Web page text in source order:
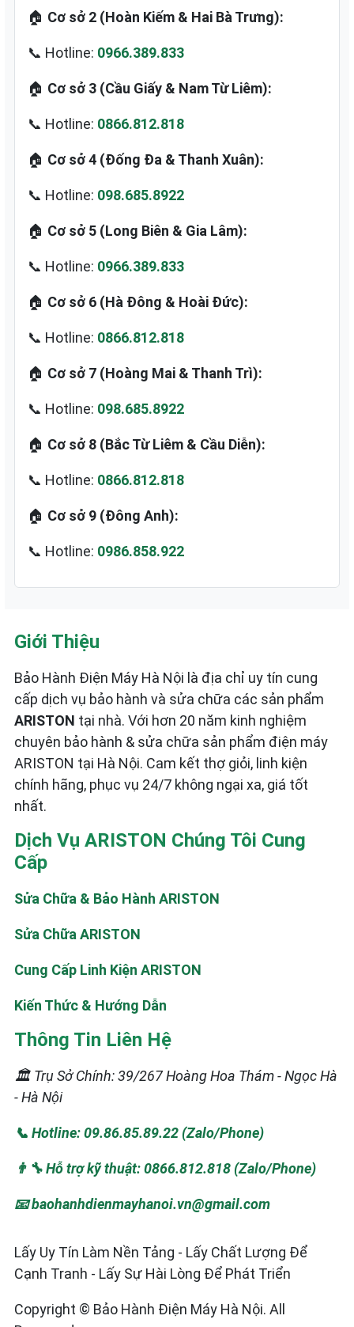
🏠 Cơ sở 2 (Hoàn Kiếm & Hai Bà Trưng):
📞 Hotline: 0966.389.833
🏠 Cơ sở 3 (Cầu Giấy & Nam Từ Liêm):
📞 Hotline: 0866.812.818
🏠 Cơ sở 4 (Đống Đa & Thanh Xuân):
📞 Hotline: 098.685.8922
🏠 Cơ sở 5 (Long Biên & Gia Lâm):
📞 Hotline: 0966.389.833
🏠 Cơ sở 6 (Hà Đông & Hoài Đức):
📞 Hotline: 0866.812.818
🏠 Cơ sở 7 (Hoàng Mai & Thanh Trì):
📞 Hotline: 098.685.8922
🏠 Cơ sở 8 (Bắc Từ Liêm & Cầu Diễn):
📞 Hotline: 0866.812.818
🏠 Cơ sở 9 (Đông Anh):
📞 Hotline: 0986.858.922
Giới Thiệu
Bảo Hành Điện Máy Hà Nội là địa chỉ uy tín cung
cấp dịch vụ bảo hành và sửa chữa các sản phẩm
ARISTON tại nhà. Với hơn 20 năm kinh nghiệm
chuyên bảo hành & sửa chữa sản phẩm điện máy
ARISTON tại Hà Nội. Cam kết thợ giỏi, linh kiện
chính hãng, phục vụ 24/7 không ngại xa, giá tốt
nhất.
Dịch Vụ ARISTON Chúng Tôi Cung
Cấp
Sửa Chữa & Bảo Hành ARISTON
Sửa Chữa ARISTON
Cung Cấp Linh Kiện ARISTON
Kiến Thức & Hướng Dẫn
Thông Tin Liên Hệ
🏛️ Trụ Sở Chính: 39/267 Hoàng Hoa Thám - Ngọc Hà
- Hà Nội
📞 Hotline: 09.86.85.89.22 (Zalo/Phone)
👨‍🔧 Hỗ trợ kỹ thuật: 0866.812.818 (Zalo/Phone)
📧 baohanhdienmayhanoi.vn@gmail.com
Lấy Uy Tín Làm Nền Tảng - Lấy Chất Lượng Để
Cạnh Tranh - Lấy Sự Hài Lòng Để Phát Triển
Copyright © Bảo Hành Điện Máy Hà Nội. All